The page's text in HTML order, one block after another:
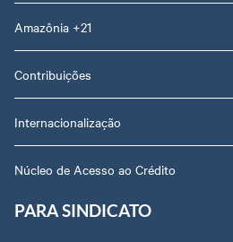
Amazônia +21
Contribuições
Internacionalização
Núcleo de Acesso ao Crédito
PARA SINDICATO